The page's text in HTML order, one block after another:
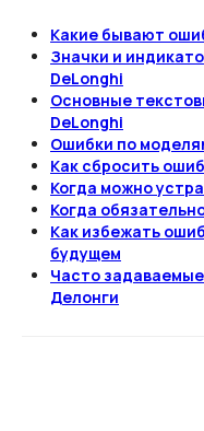
Какие бывают
Значки и
DeLonghi
Основные
DeLonghi
Ошибки по
Как сбросить
Когда можно
Когда
Как избежать
будущем
Часто
Делонги